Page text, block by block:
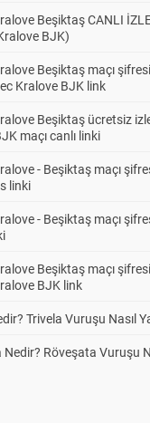
Beşiktaş CANLI
BJK)
Beşiktaş maçı
Kralove BJK link
Beşiktaş ücretsiz
maçı canlı linki
- Beşiktaş maçı
linki
- Beşiktaş maçı
Beşiktaş maçı
BJK link
Trivela Vuruşu Nasıl
Röveşata Vuruşu